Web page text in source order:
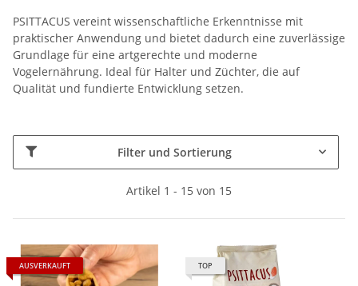
PSITTACUS vereint wissenschaftliche Erkenntnisse mit
praktischer Anwendung und bietet dadurch eine zuverlässige
Grundlage für eine artgerechte und moderne
Vogelernährung. Ideal für Halter und Züchter, die auf
Qualität und fundierte Entwicklung setzen.
Filter und Sortierung
Artikel 1 - 15 von 15
AUSVERKAUFT TOP